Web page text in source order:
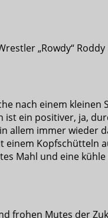
„Rowdy“
nach einem
ein positiver, ja,
allem immer
Mahl und eine
frohen Mutes der